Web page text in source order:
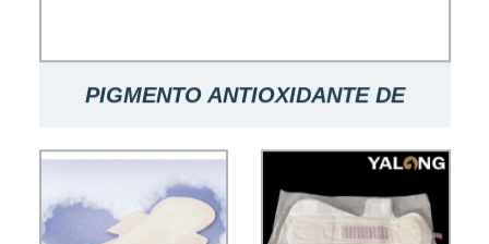
PIGMENTO ANTIOXIDANTE DE
FOSFATOS DE ZINC EPMC PARA
MATERIALES DE REVESTIMIENTO